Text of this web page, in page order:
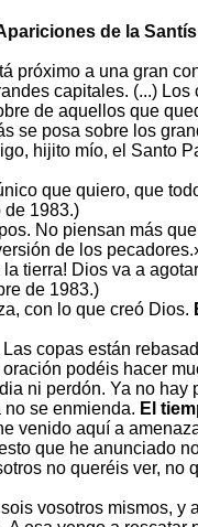
de la
próximo a una gran
capitales. (...)
de aquellos que
se posa sobre los
hijito mío, el Santo
que quiero, que
de 1983.)
No piensan más
de los
tierra! Dios va a
de 1983.)
con lo que creó Dios.
copas están
oración podéis hacer
ni perdón. Ya no
no se enmienda. El
venido aquí a
que he anunciado
no queréis ver, no
vosotros mismos, y